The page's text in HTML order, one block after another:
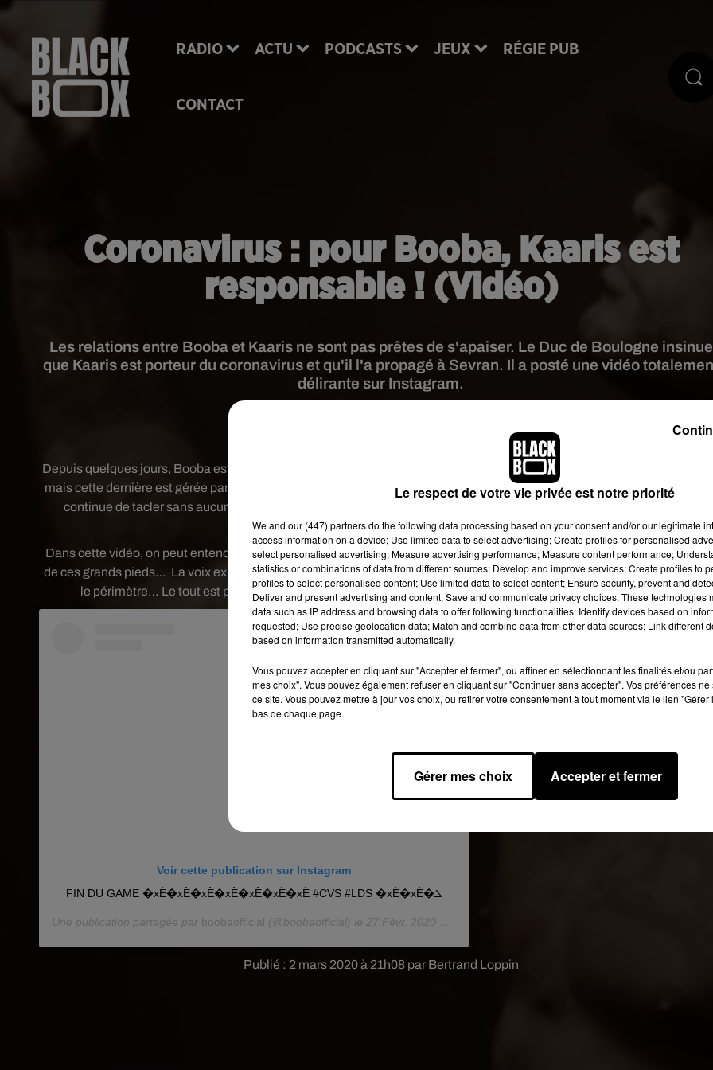
RADIO ACTU PODCASTS JEUX RÉGIE PUB
CONTACT
Coronavirus : pour Booba, Kaaris est
responsable ! (Vidéo)
Publié : 2 mars 2020 à 21h08 par Bertrand Loppin
Les relations entre Booba et Kaaris ne sont pas prêtes de s'apaiser. Le Duc de Boulogne insinue
que Kaaris est porteur du coronavirus et qu'il l'a propagé à Sevran. Il a posté une vidéo
délirante sur Instagram.
Depuis quelques jours, Booba est de retour sur Instagram. Plus exactement, une nouvelle page a été ouverte en son nom,
mais cette dernière est gérée par son label 92i. Pour autant,
Boobane semble pas vraiment changer de comportement et
continue de tacler sans aucun complexe ses rivaux. Ainsi, il vient de s’en prendre, une fois de plus, à sa tête de turc
préférée : Kaaris.
Dans cette vidéo, on peut entendre une voix non identifiée nous apprendre que Kaaris est porteur du coronavirus à
de ces grands pieds… La voix explique qu’il a contaminé tout un quartier de Sevran et que Maes et sa bande ont
le périmètre… Le tout est ponctué de rires. Pour le moment, Kaaris n’a pas régi à cette nouvelle provocation.
Voir cette publication sur Instagram
FIN DU GAME �xÈ�xÈ�xÈ�xÈ�xÈ�xÈ�xÈ #CVS #LDS �xÈ�xÈ�ܠ️
Une publication partagée par boobaofficial (@boobaofficial) le 27 Févr. 2020 à 11 :34 PST
Le respect de votre vie privée est notre priorité
We and our (447) partnersdo the following data processing based on your consent and/or our legitimate
access information on a device; Use limited data to select advertising; Create profiles for personalised
select personalised advertising; Measure advertising performance; Measure content performance;
statistics or combinations of data from different sources; Develop and improve services; Create profiles to
profiles to select personalised content; Use limited data to select content; Ensure security, prevent and
Deliver and present advertising and content; Save and communicate privacy choices. These technologies
data such as IP address and browsing data to offer following functionalities: Identify devices based on
requested; Use precise geolocation data; Match and combine data from other data sources; Link different
based on information transmitted automatically.
Vous pouvez accepter en cliquant sur "Accepter et fermer", ou affiner en sélectionnant les finalités et/ou
mes choix". Vous pouvez également refuser en cliquant sur "Continuer sans accepter". Vos préférences
ce site. Vous pouvez mettre à jour vos choix, ou retirer votre consentement à tout moment via le lien
bas de chaque page.
Gérer mes choix Accepter et fermer